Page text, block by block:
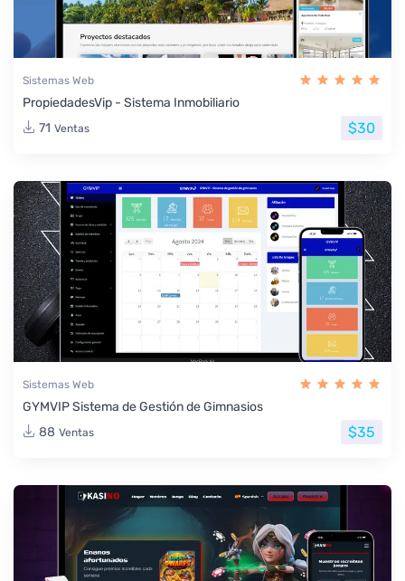
Sistemas Web
PropiedadesVip - Sistema Inmobiliario
71 Ventas $30
Sistemas Web
GYMVIP Sistema de Gestión de Gimnasios
88 Ventas $35